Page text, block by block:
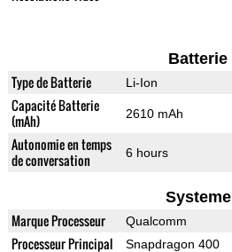
Batterie
Type de Batterie Li-Ion
Capacité Batterie
(mAh)
2610 mAh
Autonomie en temps
de conversation
6 hours
Systeme
Marque Processeur Qualcomm
Processeur Principal Snapdragon 400